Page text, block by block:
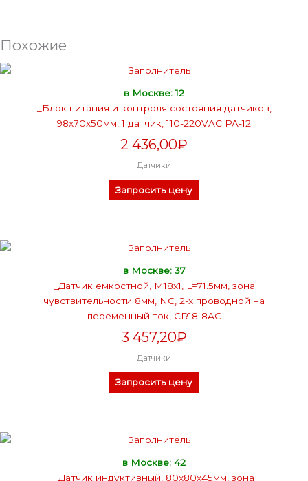
Похожие
в Москве: 12
_Блок питания и контроля состояния датчиков,
98х70х50мм, 1 датчик, 110-220VAC PA-12
2 436,00₽
Датчики
Запросить цену
в Москве: 37
_Датчик емкостной, М18х1, L=71.5мм, зона
чувствительности 8мм, NC, 2-х проводной на
переменный ток, CR18-8AC
3 457,20₽
Датчики
Запросить цену
в Москве: 42
_Датчик индуктивный, 80х80х45мм, зона